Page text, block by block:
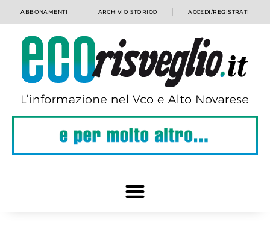
ABBONAMENTI ARCHIVIO STORICO ACCEDI/REGISTRATI